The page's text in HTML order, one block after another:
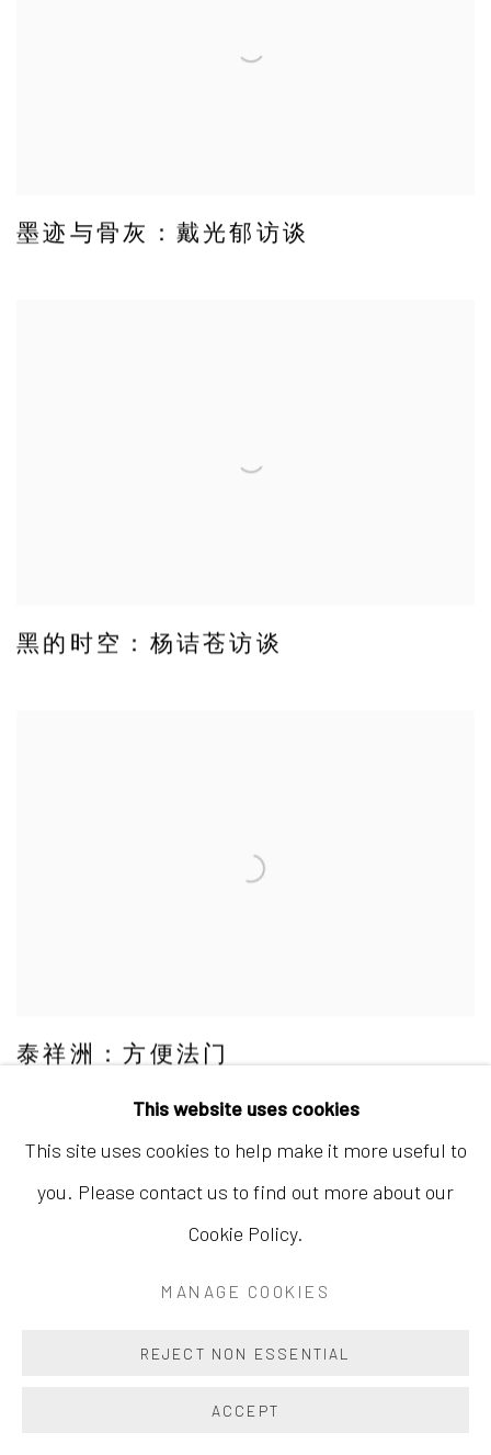
墨迹与骨灰：戴光郁访谈
黑的时空：杨诘苍访谈
泰祥洲：方便法门
This website uses cookies
This site uses cookies to help make it more useful to
you. Please contact us to find out more about our
Cookie Policy.
MANAGE COOKIES
REJECT NON ESSENTIAL
ACCEPT